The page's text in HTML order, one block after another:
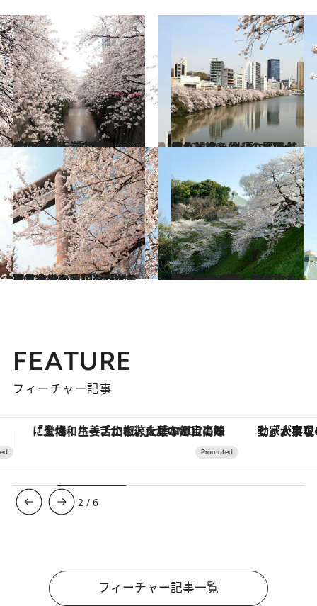
2015.3.21
お洒落な街・中目黒がさらに華やぐ 「目黒川」両岸に咲く圧巻の桜
旅＆お出かけ 2015.3.20
黄色とオレンジの電車が走り抜ける 外濠に沿って続く「市ヶ谷」の桜並木
旅＆お出かけ
2015.3.19
東京地方の開花を告げる標本木のある 「靖国神社」で厳か＆賑やかなお花見を
旅＆お出かけ 2015.3.18
皇居の御濠端に咲き誇る桜並木 全国的に有名な名所「千鳥ヶ淵」周辺
旅＆お出かけ
FEATURE
フィーチャー記事
「大事なのは地域の意識を変えること」。ロレックス賞受賞の自然保護活動家が実現させたナイジェリアの自然環境の復活 【銀座で出合う最旬美容】美髪ケアや上質
3 /6
フィーチャー記事一覧